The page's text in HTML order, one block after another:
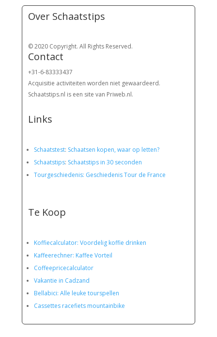
Over Schaatstips
© 2020 Copyright. All Rights Reserved.
Contact
+31-6-83333437
Acquisitie activiteiten worden niet gewaardeerd.
Schaatstips.nl is een site van Priweb.nl.
Links
Schaatstest: Schaatsen kopen, waar op letten?
Schaatstips: Schaatstips in 30 seconden
Tourgeschiedenis: Geschiedenis Tour de France
Te Koop
Koffiecalculator: Voordelig koffie drinken
Kaffeerechner: Kaffee Vorteil
Coffeepricecalculator
Vakantie in Cadzand
Bellabici: Alle leuke tourspellen
Cassettes racefiets mountainbike